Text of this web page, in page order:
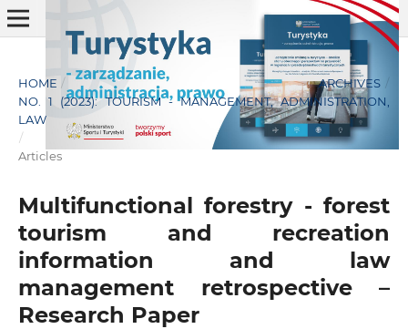
HOME / ARCHIVES
NO. 1 (2023): TOURISM - MANAGEMENT, ADMINISTRATION,
LAW
/
Articles
Multifunctional forestry - forest
tourism and recreation
information and law
management retrospective –
Research Paper